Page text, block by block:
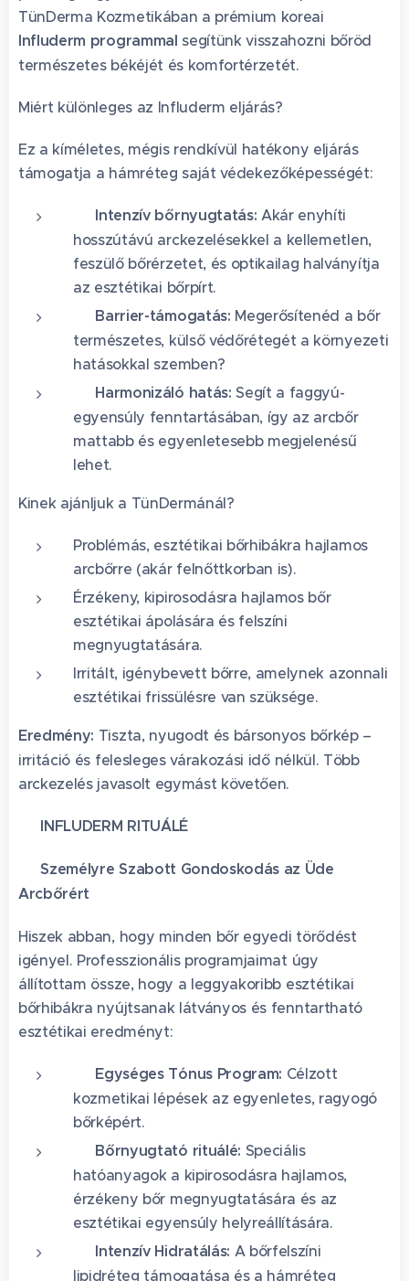
TünDerma Kozmetikában a prémium koreai
Influderm programmal segítünk visszahozni bőröd
természetes békéjét és komfortérzetét.
Miért különleges az Influderm eljárás?
Ez a kíméletes, mégis rendkívül hatékony eljárás
támogatja a hámréteg saját védekezőképességét:
✨ Intenzív bőrnyugtatás: Akár enyhíti
hosszútávú arckezelésekkel a kellemetlen,
feszülő bőrérzetet, és optikailag halványítja
az esztétikai bőrpírt.
✨ Barrier-támogatás: Megerősítenéd a bőr
természetes, külső védőrétegét a környezeti
hatásokkal szemben?
✨ Harmonizáló hatás: Segít a faggyú-
egyensúly fenntartásában, így az arcbőr
mattabb és egyenletesebb megjelenésű
lehet.
Kinek ajánljuk a TünDermánál?
Problémás, esztétikai bőrhibákra hajlamos
arcbőrre (akár felnőttkorban is).
Érzékeny, kipirosodásra hajlamos bőr
esztétikai ápolására és felszíni
megnyugtatására.
Irritált, igénybevett bőrre, amelynek azonnali
esztétikai frissülésre van szüksége.
Eredmény: Tiszta, nyugodt és bársonyos bőrkép –
irritáció és felesleges várakozási idő nélkül. Több
arckezelés javasolt egymást követően.
🌿 INFLUDERM RITUÁLÉ
🌿 Személyre Szabott Gondoskodás az Üde
Arcbőrért
Hiszek abban, hogy minden bőr egyedi törődést
igényel. Professzionális programjaimat úgy
állítottam össze, hogy a leggyakoribb esztétikai
bőrhibákra nyújtsanak látványos és fenntartható
esztétikai eredményt:
✨ Egységes Tónus Program: Célzott
kozmetikai lépések az egyenletes, ragyogó
bőrképért.
🌿 Bőrnyugtató rituálé: Speciális
hatóanyagok a kipirosodásra hajlamos,
érzékeny bőr megnyugtatására és az
esztétikai egyensúly helyreállítására.
💧 Intenzív Hidratálás: A bőrfelszíni
lipidréteg támogatása és a hámréteg